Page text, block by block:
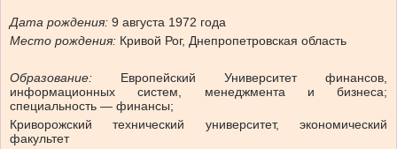
Дата рождения: 9 августа 1972 года
Место рождения: Кривой Рог, Днепропетровская область
Образование: Европейский Университет финансов,
информационных систем, менеджмента и бизнеса;
специальность — финансы;
Криворожский технический университет, экономический
факультет